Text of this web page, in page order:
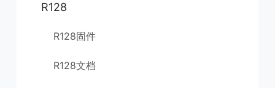
R128
R128固件
R128文档